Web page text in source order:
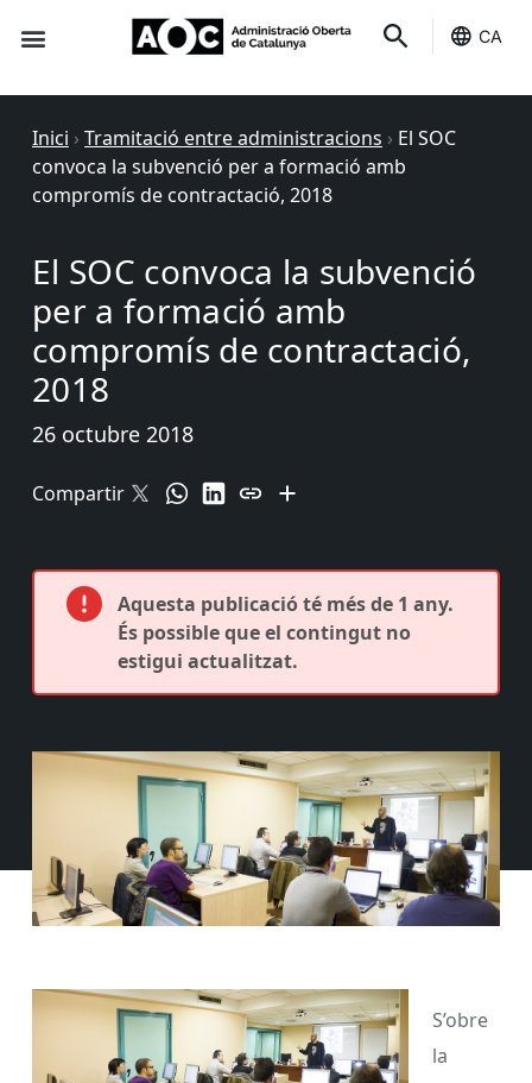
CA
Inici › Tramitació entre administracions › El SOC
convoca la subvenció per a formació amb
compromís de contractació, 2018
El SOC convoca la subvenció
per a formació amb
compromís de contractació,
2018
26 octubre 2018
Compartir
Aquesta publicació té més de 1 any.
És possible que el contingut no
estigui actualitzat.
S’obre
la